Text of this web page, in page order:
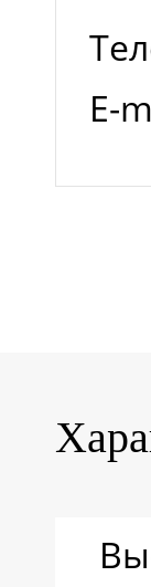
мм
E-